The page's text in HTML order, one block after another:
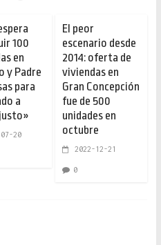
100
en
y Padre
para
a
20
El peor
escenario desde
2014: oferta de
viviendas en
Gran Concepción
fue de 500
unidades en
octubre
2022-12-21
0